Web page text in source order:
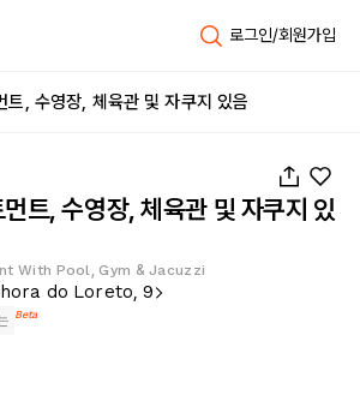
로그인/회원가입
트, 수영장, 체육관 및 자쿠지 있음
트, 수영장, 체육관 및 자쿠지 있
With Pool, Gym & Jacuzzi
do Loreto, 9
Beta